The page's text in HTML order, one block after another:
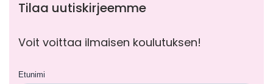
Tilaa uutiskirjeemme
Voit voittaa ilmaisen koulutuksen!